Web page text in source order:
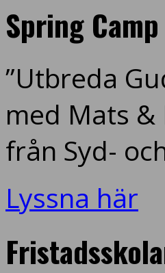
Spring
”Utbreda
med Mats
från Syd-
Lyssna här